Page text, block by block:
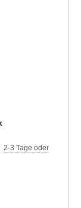
2-3 Tage oder